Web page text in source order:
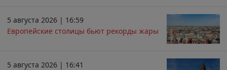
5 августа 2026 | 16:59
Европейские столицы бьют рекорды жары
5 августа 2026 | 16:41